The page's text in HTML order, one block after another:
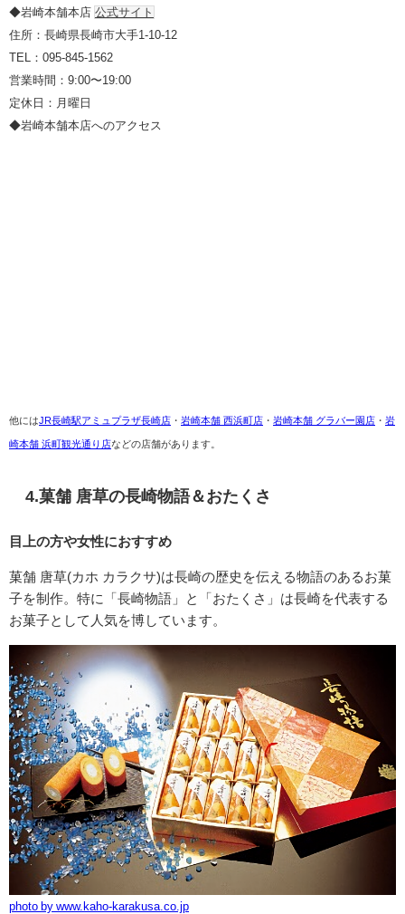
◆岩崎本舗本店 公式サイト
住所：長崎県長崎市大手1-10-12
TEL：095-845-1562
営業時間：9:00〜19:00
定休日：月曜日
◆岩崎本舗本店へのアクセス
他にはJR長崎駅アミュプラザ長崎店 ・ 岩崎本舗 西浜町店 ・ 岩崎本舗 グラバー園店 ・ 岩
崎本舗 浜町観光通り店などの店舗があります。
4.菓舗 唐草の長崎物語＆おたくさ
目上の方や女性におすすめ
菓舗 唐草(カホ カラクサ)は長崎の歴史を伝える物語のあるお菓
子を制作。特に「長崎物語」と「おたくさ」は長崎を代表する
お菓子として人気を博しています。
photo by www.kaho-karakusa.co.jp